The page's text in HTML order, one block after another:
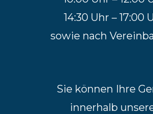
14:30 Uhr – 17:00
sowie nach
Sie können Ihre
innerhalb